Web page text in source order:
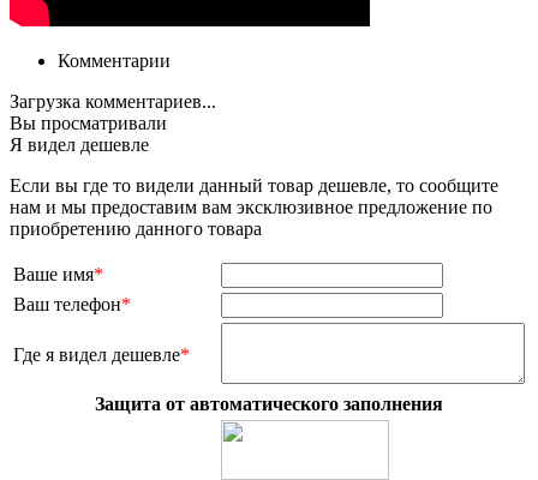
Комментарии
Загрузка комментариев...
Вы просматривали
Я видел дешевле
Если вы где то видели данный товар дешевле, то сообщите
нам и мы предоставим вам эксклюзивное предложение по
приобретению данного товара
Ваше имя*
Ваш телефон*
Где я видел дешевле*
Защита от автоматического заполнения